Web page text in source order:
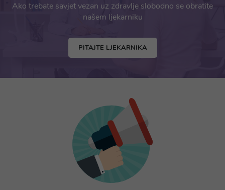
Ako trebate savjet vezan uz zdravlje slobodno se obratite
našem ljekarniku
PITAJTE LJEKARNIKA